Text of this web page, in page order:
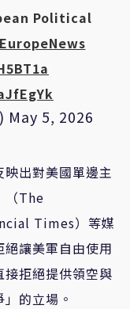
Political
May 5, 2026
出對美國單邊主
（The
Times）等媒
讓美軍自由使用
拒絕提供領空與
的立場。